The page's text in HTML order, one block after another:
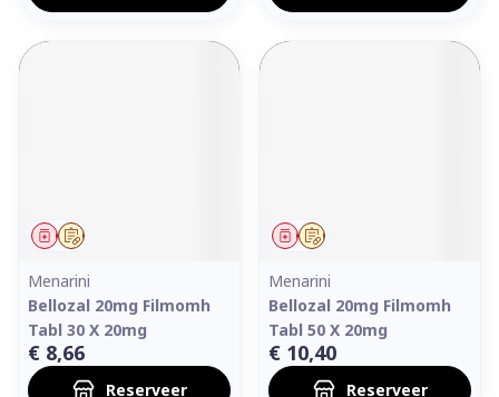
Op voorschrift
Geneesmiddel
Menarini
Bellozal 20mg Filmomh
Tabl 30 X 20mg
€ 8,66
Reserveer
Op voorschrift
Geneesmiddel
Menarini
Bellozal 20mg Filmomh
Tabl 50 X 20mg
€ 10,40
Reserveer